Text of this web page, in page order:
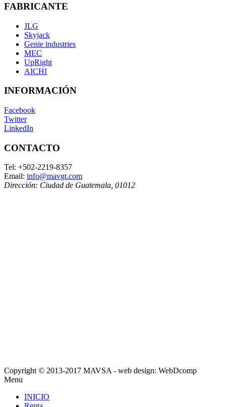
FABRICANTE
JLG
Skyjack
Genie industries
MEC
UpRight
AICHI
INFORMACIÓN
Facebook
Twitter
LinkedIn
CONTACTO
Tel: +502-2219-8357
Email: info@mavgt.com
Dirección: Ciudad de Guatemala 01012
Copyright © 2013-2017 MAVSA - web design: WebDcomp
Menu
INICIO